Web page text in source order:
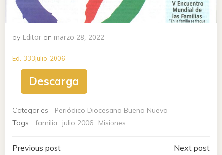
by Editor on marzo 28, 2022
Ed.-333julio-2006
Descarga
Categories:
Periódico Diocesano Buena Nueva
Tags:
familia julio 2006 Misiones
Previous post Next post